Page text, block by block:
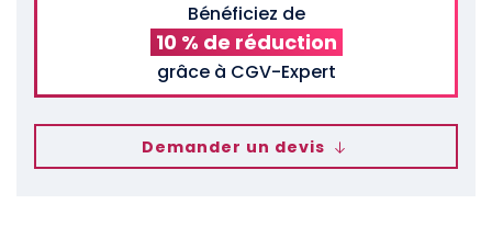
Bénéficiez de
10 % de réduction
grâce à CGV-Expert
Demander un devis